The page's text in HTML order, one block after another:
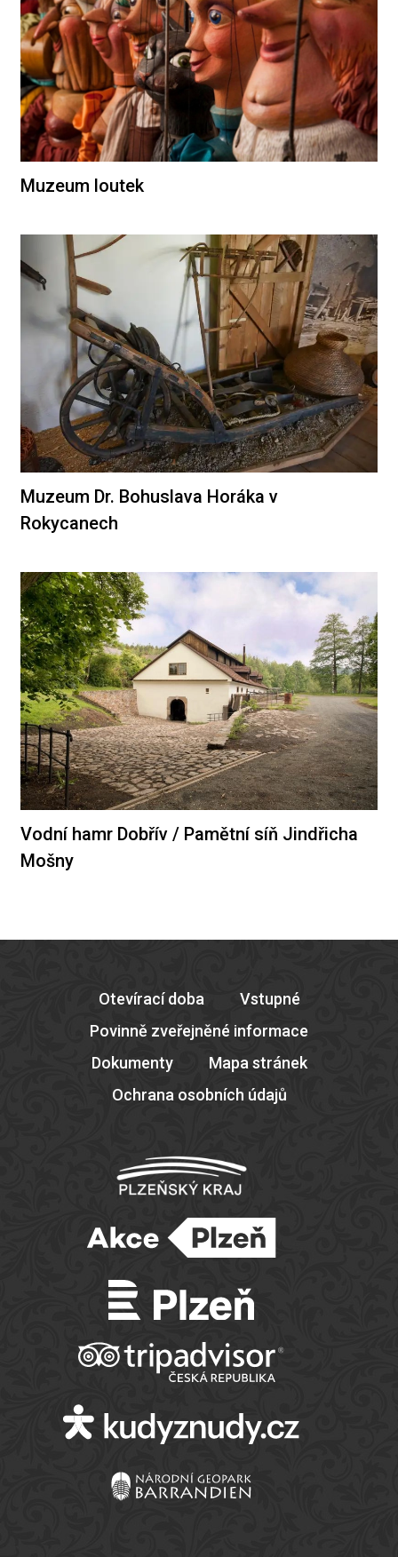
Muzeum loutek
Muzeum Dr. Bohuslava Horáka v
Rokycanech
Vodní hamr Dobřív / Pamětní síň Jindřicha
Mošny
Otevírací doba
Vstupné
Povinně zveřejněné informace
Dokumenty
Mapa stránek
Ochrana osobních údajů